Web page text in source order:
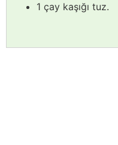
1 çay kaşığı tuz.